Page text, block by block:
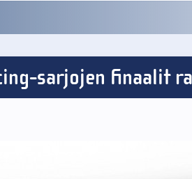
sarjojen finaalit